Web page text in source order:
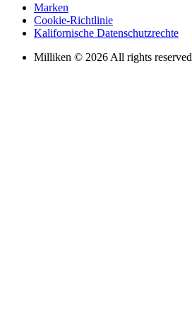
Marken
Cookie-Richtlinie
Kalifornische Datenschutzrechte
Milliken © 2026 All rights reserved